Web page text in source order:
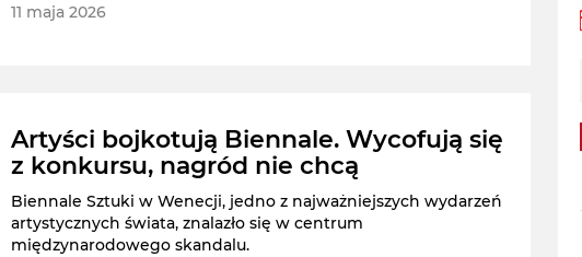
11 maja 2026
Artyści bojkotują Biennale. Wycofują się
z konkursu, nagród nie chcą
Biennale Sztuki w Wenecji, jedno z najważniejszych wydarzeń
artystycznych świata, znalazło się w centrum
międzynarodowego skandalu.